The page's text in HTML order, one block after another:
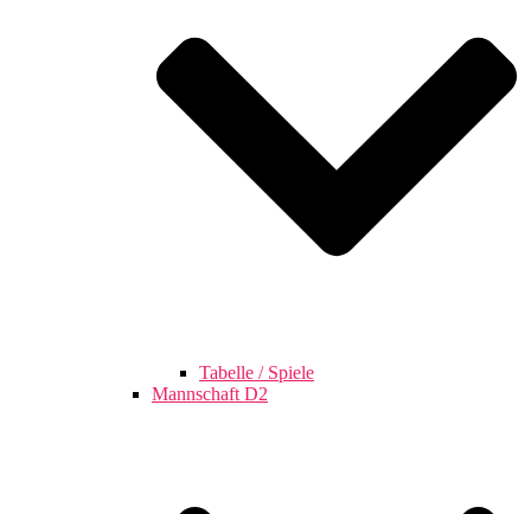
Tabelle / Spiele
Mannschaft D2